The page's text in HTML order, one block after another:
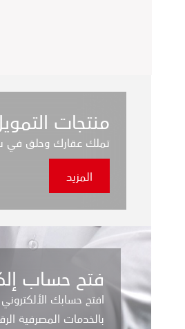
منتجات
تملك عقارك وحلق في
المزيد
فتح حساب
افتح حسابك
بالخدمات المصرفية